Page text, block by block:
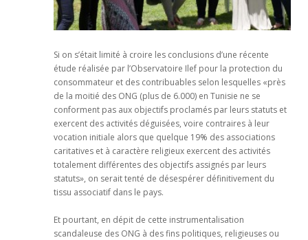
Si on s’était limité à croire les conclusions d’une récente
étude réalisée par l’Observatoire Ilef pour la protection du
consommateur et des contribuables selon lesquelles «près
de la moitié des ONG (plus de 6.000) en Tunisie ne se
conforment pas aux objectifs proclamés par leurs statuts et
exercent des activités déguisées, voire contraires à leur
vocation initiale alors que quelque 19% des associations
caritatives et à caractère religieux exercent des activités
totalement différentes des objectifs assignés par leurs
statuts», on serait tenté de désespérer définitivement du
tissu associatif dans le pays.
Et pourtant, en dépit de cette instrumentalisation
scandaleuse des ONG à des fins politiques, religieuses ou